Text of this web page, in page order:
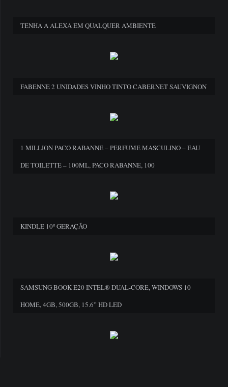
TENHA A ALEXA EM QUALQUER AMBIENTE
FABENNE 2 UNIDADES VINHO TINTO CABERNET SAUVIGNON
1 MILLION PACO RABANNE – PERFUME MASCULINO – EAU
DE TOILETTE – 100ML, PACO RABANNE, 100
KINDLE 10º GERAÇÃO
SAMSUNG BOOK E20 INTEL® DUAL-CORE, WINDOWS 10
HOME, 4GB, 500GB, 15.6” HD LED